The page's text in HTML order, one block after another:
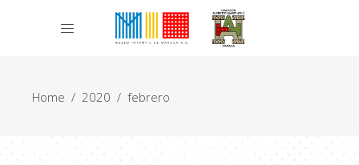
Home / 2020 / febrero